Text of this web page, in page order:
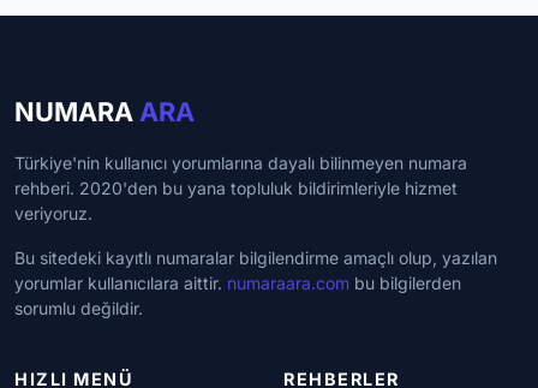
NUMARA ARA
Türkiye'nin kullanıcı yorumlarına dayalı bilinmeyen numara
rehberi. 2020'den bu yana topluluk bildirimleriyle hizmet
veriyoruz.
Bu sitedeki kayıtlı numaralar bilgilendirme amaçlı olup, yazılan
yorumlar kullanıcılara aittir. numaraara.com bu bilgilerden
sorumlu değildir.
HIZLI MENÜ REHBERLER